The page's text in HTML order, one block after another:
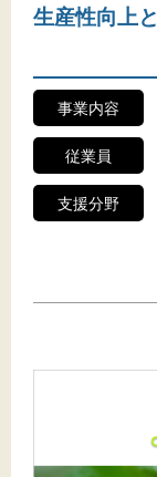
生産性向上
事業内容
従業員
支援分野